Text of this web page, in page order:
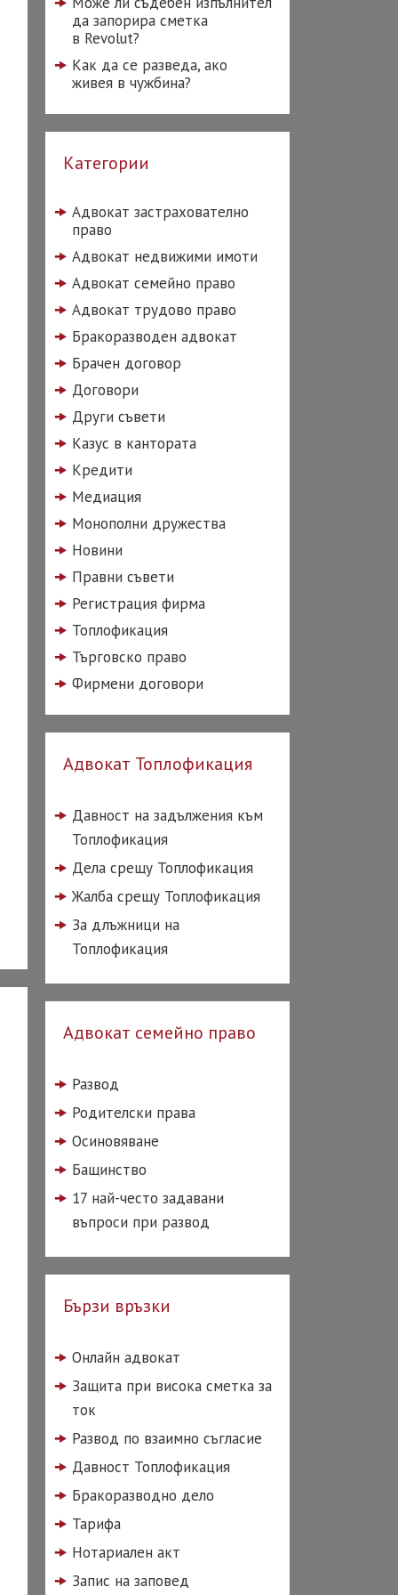
да запорира сметка
в Revolut?
Как да се разведа, ако
живея в чужбина?
Категории
Адвокат застрахователно
право
Адвокат недвижими имоти
Адвокат семейно право
Адвокат трудово право
Бракоразводен адвокат
Брачен договор
Договори
Други съвети
Казус в кантората
Кредити
Медиация
Монополни дружества
Новини
Правни съвети
Регистрация фирма
Топлофикация
Търговско право
Фирмени договори
Адвокат Топлофикация
Давност на задължения към
Топлофикация
Дела срещу Топлофикация
Жалба срещу Топлофикация
За длъжници на
Топлофикация
Адвокат семейно право
Развод
Родителски права
Осиновяване
Бащинство
17 най-често задавани
въпроси при развод
Бързи връзки
Онлайн адвокат
Защита при висока сметка за
ток
Развод по взаимно съгласие
Давност Топлофикация
Бракоразводно дело
Тарифа
Нотариален акт
Запис на заповед